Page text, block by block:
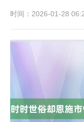
时间：2026-01-28